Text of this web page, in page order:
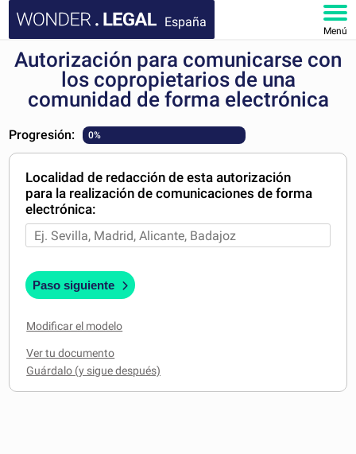
España
Menú
INICIO
DOCUMENTOS
FAQ
MI CUENTA
Autorización para comunicarse con
los copropietarios de una
comunidad de forma electrónica
Progresión: 0%
Localidad de redacción de esta autorización
para la realización de comunicaciones de forma
electrónica:
Paso siguiente
Modificar el modelo
Ver tu documento